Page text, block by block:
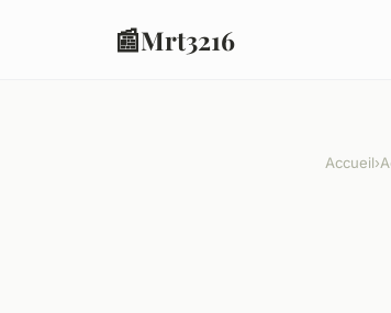
📰Mrt3216
Accueil›